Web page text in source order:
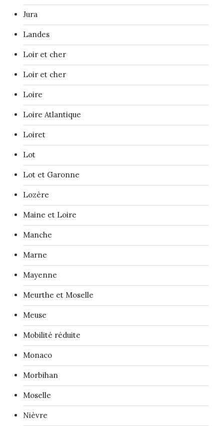
Jura
Landes
Loir et cher
Loir et cher
Loire
Loire Atlantique
Loiret
Lot
Lot et Garonne
Lozère
Maine et Loire
Manche
Marne
Mayenne
Meurthe et Moselle
Meuse
Mobilité réduite
Monaco
Morbihan
Moselle
Nièvre